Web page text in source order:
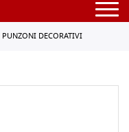
PUNZONI DECORATIVI